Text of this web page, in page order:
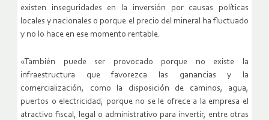
existen inseguridades en la inversión por causas políticas
locales y nacionales o porque el precio del mineral ha fluctuado
y no lo hace en ese momento rentable.
«También puede ser provocado porque no existe la
infraestructura que favorezca las ganancias y la
comercialización, como la disposición de caminos, agua,
puertos o electricidad; porque no se le ofrece a la empresa el
atractivo fiscal, legal o administrativo para invertir, entre otras